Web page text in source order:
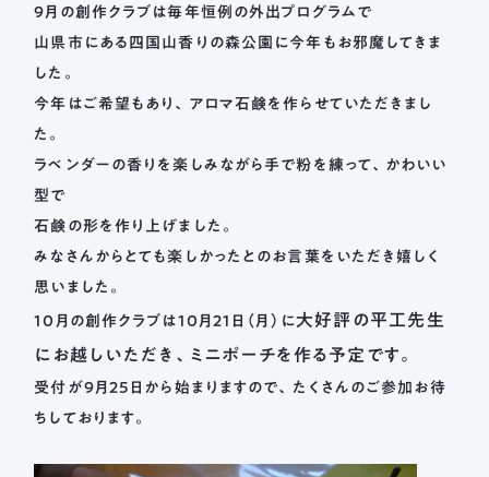
お気軽にご連絡ください。
受付時間 ： 平日 9:00 ~ 17:00
9月の創作クラブは毎年恒例の外出プログラムで
山県市にある四国山香りの森公園に今年もお邪魔してきま
した。
今年はご希望もあり、アロマ石鹸を作らせていただきまし
た。
ラベンダーの香りを楽しみながら手で粉を練って、かわいい
型で
石鹸の形を作り上げました。
みなさんからとても楽しかったとのお言葉をいただき嬉しく
思いました。
10月の創作クラブは10月21日（月）に大好評の平工先生
に お越しいただき、ミニポーチを作る予定です。
受付が9月25日から始まりますので、たくさんのご参加お待
ちしております。